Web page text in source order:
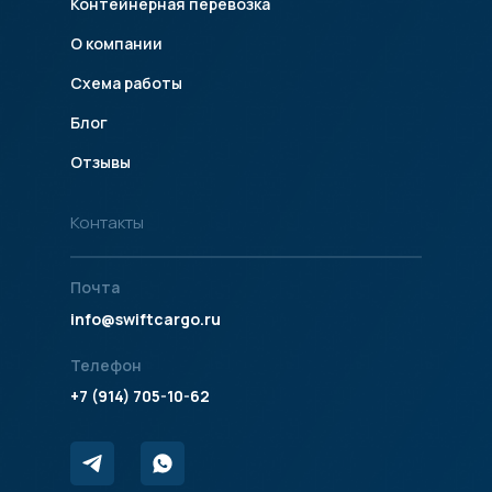
Контакты
Почта
Телефон
+7 (914) 705-10-62
info@swiftcargo.ru
О компании
Схема работы
Блог
Отзывы